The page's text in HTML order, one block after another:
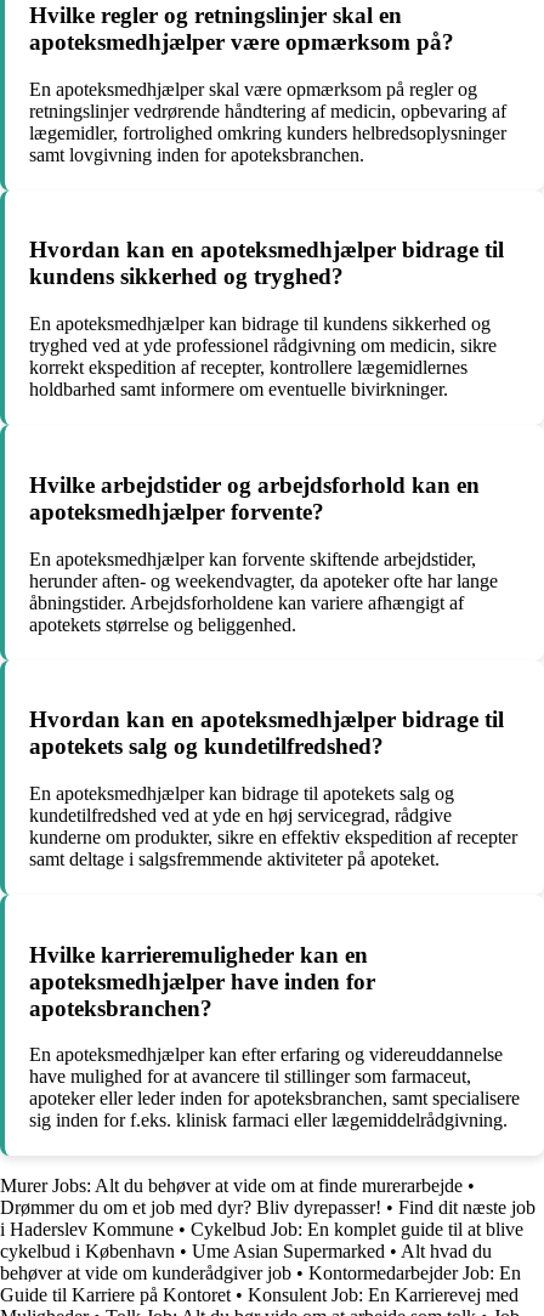
Hvilke regler og retningslinjer skal en
apoteksmedhjælper være opmærksom på?
En apoteksmedhjælper skal være opmærksom på regler og
retningslinjer vedrørende håndtering af medicin, opbevaring af
lægemidler, fortrolighed omkring kunders helbredsoplysninger
samt lovgivning inden for apoteksbranchen.
Hvordan kan en apoteksmedhjælper bidrage til
kundens sikkerhed og tryghed?
En apoteksmedhjælper kan bidrage til kundens sikkerhed og
tryghed ved at yde professionel rådgivning om medicin, sikre
korrekt ekspedition af recepter, kontrollere lægemidlernes
holdbarhed samt informere om eventuelle bivirkninger.
Hvilke arbejdstider og arbejdsforhold kan en
apoteksmedhjælper forvente?
En apoteksmedhjælper kan forvente skiftende arbejdstider,
herunder aften- og weekendvagter, da apoteker ofte har lange
åbningstider. Arbejdsforholdene kan variere afhængigt af
apotekets størrelse og beliggenhed.
Hvordan kan en apoteksmedhjælper bidrage til
apotekets salg og kundetilfredshed?
En apoteksmedhjælper kan bidrage til apotekets salg og
kundetilfredshed ved at yde en høj servicegrad, rådgive
kunderne om produkter, sikre en effektiv ekspedition af recepter
samt deltage i salgsfremmende aktiviteter på apoteket.
Hvilke karrieremuligheder kan en
apoteksmedhjælper have inden for
apoteksbranchen?
En apoteksmedhjælper kan efter erfaring og videreuddannelse
have mulighed for at avancere til stillinger som farmaceut,
apoteker eller leder inden for apoteksbranchen, samt specialisere
sig inden for f.eks. klinisk farmaci eller lægemiddelrådgivning.
Murer Jobs: Alt du behøver at vide om at finde murerarbejde •
Drømmer du om et job med dyr? Bliv dyrepasser! • Find dit næste job
i Haderslev Kommune • Cykelbud Job: En komplet guide til at blive
cykelbud i København • Ume Asian Supermarked • Alt hvad du
behøver at vide om kunderådgiver job • Kontormedarbejder Job: En
Guide til Karriere på Kontoret • Konsulent Job: En Karrierevej med